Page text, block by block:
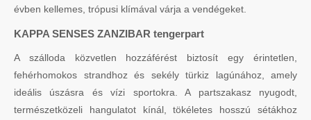
évben kellemes, trópusi klímával várja a vendégeket.
KAPPA SENSES ZANZIBAR tengerpart
A szálloda közvetlen hozzáférést biztosít egy érintetlen,
fehérhomokos strandhoz és sekély türkiz lagúnához, amely
ideális úszásra és vízi sportokra. A partszakasz nyugodt,
természetközeli hangulatot kínál, tökéletes hosszú sétákhoz